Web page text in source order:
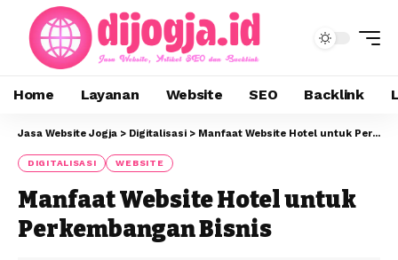
Home Layanan Website SEO Backlink
Jasa Website Jogja > Digitalisasi > Manfaat Website Hotel untuk Perkembangan Bisnis
DIGITALISASI WEBSITE
Manfaat Website Hotel untuk
Perkembangan Bisnis